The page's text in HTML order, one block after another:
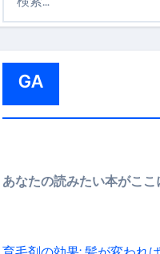
ン】
の先さらに貧しくな
GA
あなたの読みたい本がここ